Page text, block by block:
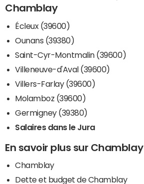
Chamblay
Écleux (39600)
Ounans (39380)
Saint-Cyr-Montmalin (39600)
Villeneuve-d'Aval (39600)
Villers-Farlay (39600)
Molamboz (39600)
Germigney (39380)
Salaires dans le Jura
En savoir plus sur Chamblay
Chamblay
Dette et budget de Chamblay